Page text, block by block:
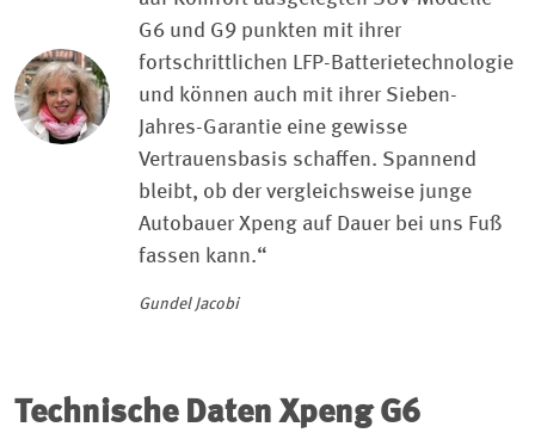
G6 und G9 punkten mit ihrer
fortschrittlichen LFP-Batterietechnologie
und können auch mit ihrer Sieben-
Jahres-Garantie eine gewisse
Vertrauensbasis schaffen. Spannend
bleibt, ob der vergleichsweise junge
Autobauer Xpeng auf Dauer bei uns Fuß
fassen kann.“
Gundel Jacobi
Technische DatenXpeng G6